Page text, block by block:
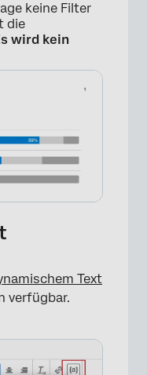
keine Filter
die
wird kein
Text
verfügbar.